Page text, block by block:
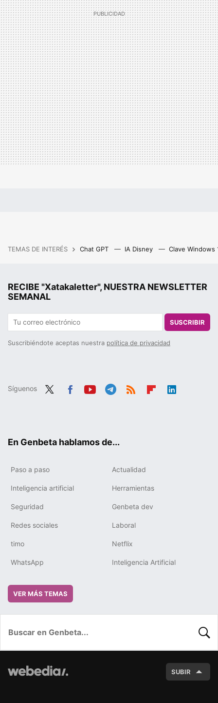
TEMAS DE INTERÉS Chat GPT IA Disney Clave Windows
RECIBE "Xatakaletter", NUESTRA NEWSLETTER
SEMANAL
SUSCRIBIR
Suscribiéndote aceptas nuestra política de privacidad
Síguenos
En Genbeta hablamos de...
Paso a paso Actualidad
Inteligencia artificial Herramientas
Seguridad Genbeta dev
Redes sociales Laboral
timo Netflix
WhatsApp Inteligencia Artificial
VER MÁS TEMAS
SUBIR